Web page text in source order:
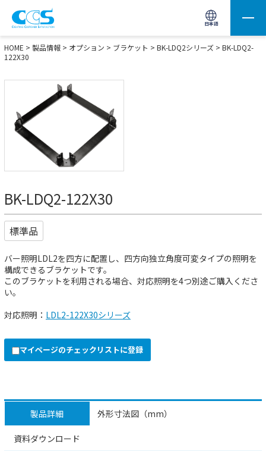
日本語
画像処理用の製品検索 サイト内検索(Enterで実行)
HOME > 製品情報 > オプション > ブラケット > BK-LDQ2シリーズ > BK-LDQ2-
122X30
BK-LDQ2-122X30
標準品
バー照明LDL2を四方に配置し、四方向独立角度可変タイプの照明を
構成できるブラケットです。
このブラケットを利用される場合、対応照明を4つ別途ご購入くださ
い。
対応照明： LDL2-122X30シリーズ
マイページのチェックリストに登録
製品詳細 外形寸法図（mm）
資料ダウンロード